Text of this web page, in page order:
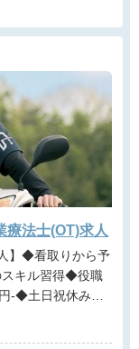
療法士(OT)求人
キル習得◆役職
-◆土日祝休み◆
育成に挑戦